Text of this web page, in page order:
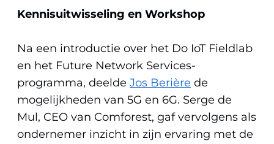
website)
Kennisuitwisseling en Workshop
Na een introductie over het Do IoT Fieldlab
en het Future Network Services-
programma, deelde Jos Berière de
mogelijkheden van 5G en 6G. Serge de
Mul, CEO van Comforest, gaf vervolgens als
ondernemer inzicht in zijn ervaring met de